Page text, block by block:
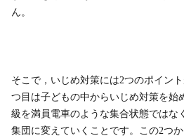
ん。
そこで，いじめ対策には2つのポイン
つ目は子どもの中からいじめ対策を始
級を満員電車のような集合状態ではな
集団に変えていくことです。この2つ